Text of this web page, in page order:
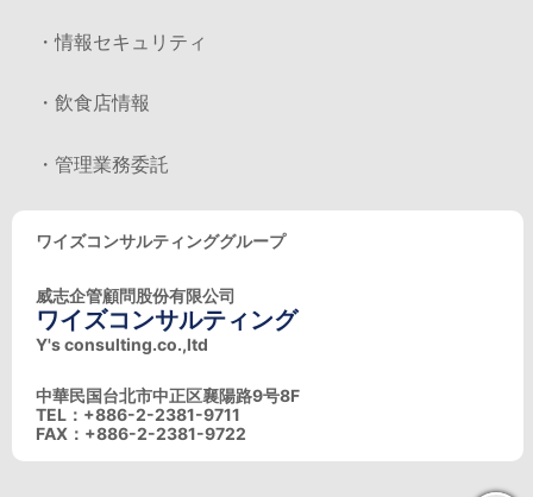
・情報セキュリティ
・飲食店情報
・管理業務委託
ワイズコンサルティンググループ
威志企管顧問股份有限公司
ワイズコンサルティング
Y's consulting.co.,ltd
中華民国台北市中正区襄陽路9号8F
TEL：+886-2-2381-9711
FAX：+886-2-2381-9722